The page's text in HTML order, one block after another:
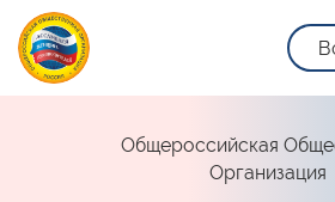
Общероссийская
Организация